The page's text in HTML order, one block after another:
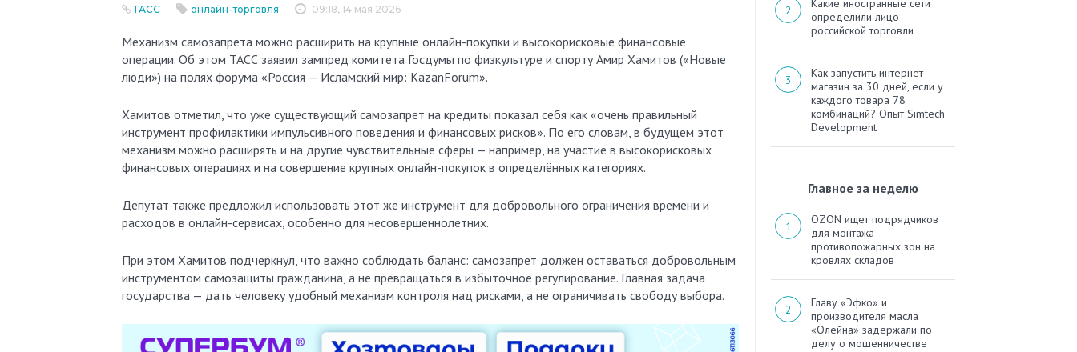
09:18, 14 мая 2026
ТАСС онлайн-торговля
Механизм самозапрета можно расширить на крупные онлайн-покупки и высокорисковые финансовые
операции. Об этом ТАСС заявил зампред комитета Госдумы по физкультуре и спорту Амир Хамитов («Новые
люди») на полях форума «Россия — Исламский мир: KazanForum».
Хамитов отметил, что уже существующий самозапрет на кредиты показал себя как «очень правильный
инструмент профилактики импульсивного поведения и финансовых рисков». По его словам, в будущем этот
механизм можно расширять и на другие чувствительные сферы — например, на участие в высокорисковых
финансовых операциях и на совершение крупных онлайн-покупок в определённых категориях.
Депутат также предложил использовать этот же инструмент для добровольного ограничения времени и
расходов в онлайн-сервисах, особенно для несовершеннолетних.
При этом Хамитов подчеркнул, что важно соблюдать баланс: самозапрет должен оставаться добровольным
инструментом самозащиты гражданина, а не превращаться в избыточное регулирование. Главная задача
государства — дать человеку удобный механизм контроля над рисками, а не ограничивать свободу выбора.
Какие иностранные сети
определили лицо
российской торговли
Как запустить интернет-
магазин за 30 дней, если у
каждого товара 78
комбинаций? Опыт Simtech
Development
Главное за неделю
OZON ищет подрядчиков
для монтажа
противопожарных зон на
кровлях складов
Главу «Эфко» и
производителя масла
«Олейна» задержали по
делу о мошенничестве